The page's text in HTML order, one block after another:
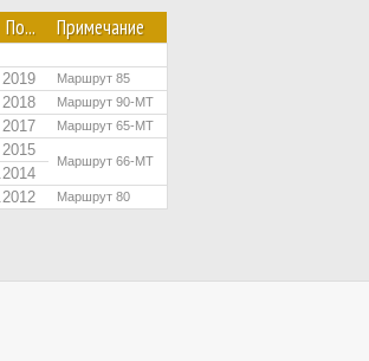
По... Примечание
Маршрут 85
Маршрут 90-МТ
2017 Маршрут 65-МТ
2015
Маршрут 66-МТ
Маршрут 80